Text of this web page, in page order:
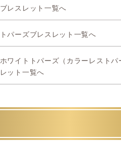
ブレスレット一覧へ
トパーズブレスレット一覧へ
ホワイトトパーズ（カラーレストパ
レット一覧へ